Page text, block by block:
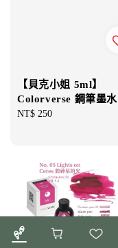
【貝克小姐 5ml】
Colorverse 鋼筆墨水
Regular
NT$ 250